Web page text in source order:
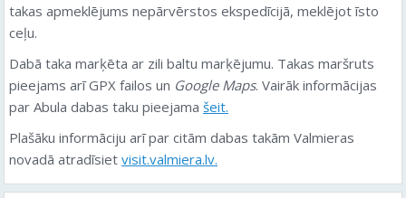
takas apmeklējums nepārvērstos ekspedīcijā, meklējot īsto
ceļu.
Dabā taka marķēta ar zili baltu marķējumu. Takas maršruts
pieejams arī GPX failos un Google Maps. Vairāk informācijas
par Abula dabas taku pieejama šeit.
Plašāku informāciju arī par citām dabas takām Valmieras
novadā atradīsiet visit.valmiera.lv.